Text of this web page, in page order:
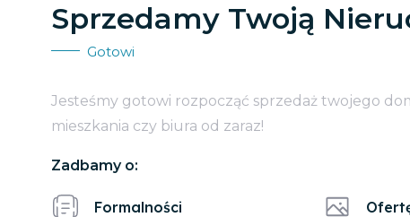
Sprzedamy Twoją
Gotowi
Jesteśmy gotowi rozpocząć sprzedaż twojego
mieszkania czy biura od zaraz!
Zadbamy o:
Formalności